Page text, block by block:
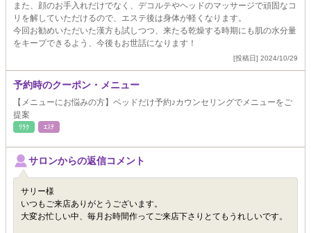
また、顔のお手入れだけでなく、デコルテやヘッドのマッサージで頑固なコ
リを解していただけるので、エステ後は身体が軽くなります。
今回お勧めいただいた漢方も試しつつ、来たる乾燥する時期にも肌の水分量
をキープできるよう、今後もお世話になります！
[投稿日] 2024/10/29
予約時のクーポン・メニュー
【メニューにお悩みの方】ベッドだけ予約♪カウンセリングでメニューをご
提案
ﾘﾗｸ ｴｽﾃ
サロンからの返信コメント
サリー様
いつもご来店ありがとうございます。
大変お忙しい中、毎月お時間作ってご来店下さりとてもうれしいです。